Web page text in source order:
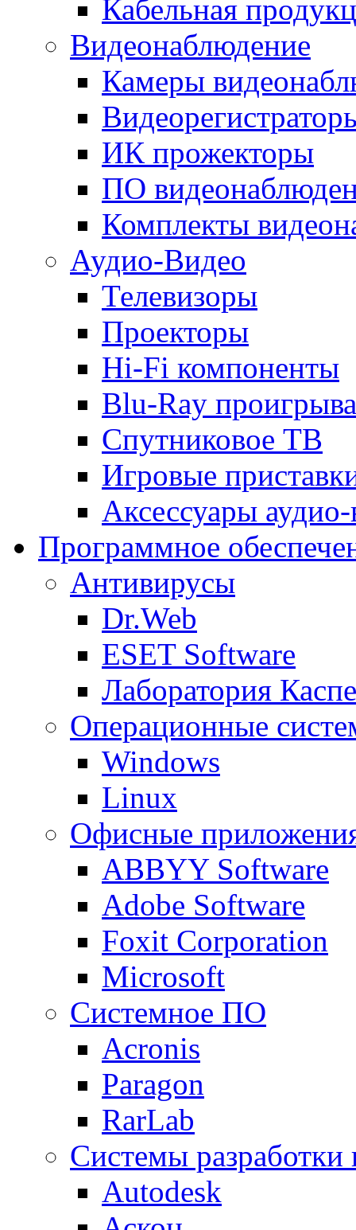
Кабельная
Видеонаблюдение
Камеры
ИК прожекторы
ПО
Комплекты
Аудио-Видео
Телевизоры
Проекторы
Hi-Fi компоненты
Blu-Ray
Спутниковое ТВ
Игровые
Аксессуары
Программное
Антивирусы
Dr.Web
ESET Software
Лаборатория
Операционные
Windows
Linux
Офисные
ABBYY Software
Adobe Software
Foxit Corporation
Microsoft
Системное ПО
Acronis
Paragon
RarLab
Системы
Autodesk